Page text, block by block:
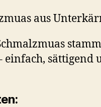
aus
einfach, sättigend